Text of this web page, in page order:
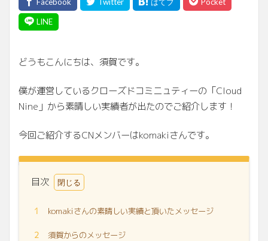
どうもこんにちは、須賀です。
僕が運営しているクローズドコミニュティーの「Cloud
Nine」から素晴しい実績者が出たのでご紹介します！
今回ご紹介するCNメンバーはkomakiさんです。
目次
1 komakiさんの素晴しい実績と頂いたメッセージ
2 須賀からのメッセージ